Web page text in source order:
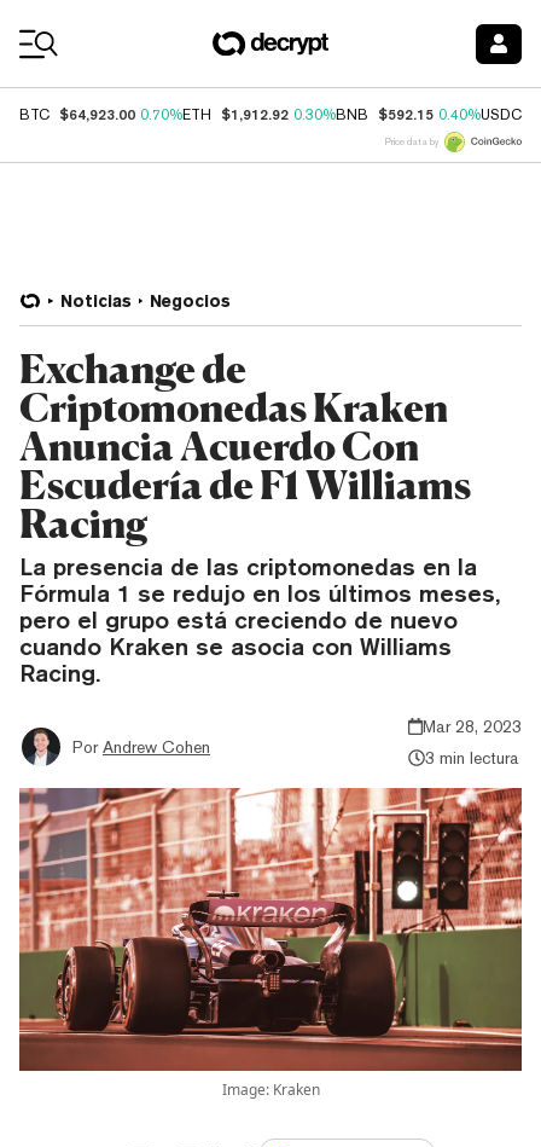
BTC $64,923.00 0.70%ETH $1,912.92 0.30%BNB $592.15 0.40%USDC
Price data by
Noticias Negocios
Exchange de
Criptomonedas Kraken
Anuncia Acuerdo Con
Escudería de F1 Williams
Racing
La presencia de las criptomonedas en la
Fórmula 1 se redujo en los últimos meses,
pero el grupo está creciendo de nuevo
cuando Kraken se asocia con Williams
Racing.
Por Andrew Cohen
Mar 28, 2023
3 min lectura
Image: Kraken